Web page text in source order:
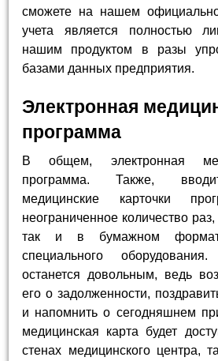
сможете на нашем
учета является полностью
нашим продуктом в разы
базами данных предприятия.
Электронная
программа
В общем, электронная
программа. Также,
медицинские карточки
неограниченное количество
так и в бумажном
специального
останется довольным, ведь
его о задолженности,
и напомнить о сегодняшнем
медицинская карта будет
стенах медицинского центра,